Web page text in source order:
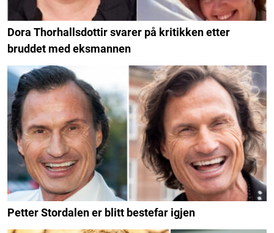
Dora Thorhallsdottir svarer på kritikken etter
bruddet med eksmannen
Petter Stordalen er blitt bestefar igjen